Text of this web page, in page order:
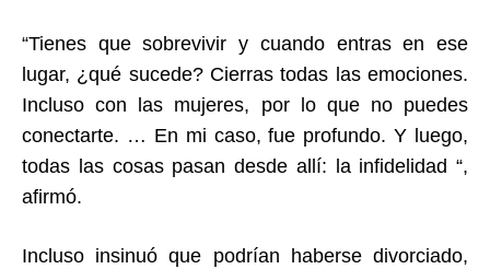
“Tienes que sobrevivir y cuando entras en ese
lugar, ¿qué sucede? Cierras todas las emociones.
Incluso con las mujeres, por lo que no puedes
conectarte. … En mi caso, fue profundo. Y luego,
todas las cosas pasan desde allí: la infidelidad “,
afirmó.
Incluso insinuó que podrían haberse divorciado,